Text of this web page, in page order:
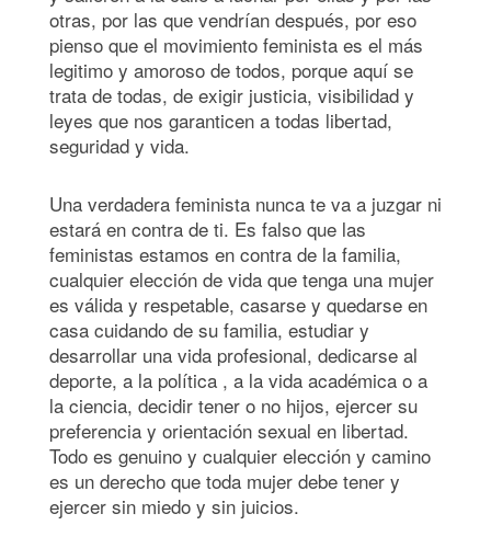
otras, por las que vendrían después, por eso
pienso que el movimiento feminista es el más
legitimo y amoroso de todos, porque aquí se
trata de todas, de exigir justicia, visibilidad y
leyes que nos garanticen a todas libertad,
seguridad y vida.
Una verdadera feminista nunca te va a juzgar ni
estará en contra de ti. Es falso que las
feministas estamos en contra de la familia,
cualquier elección de vida que tenga una mujer
es válida y respetable, casarse y quedarse en
casa cuidando de su familia, estudiar y
desarrollar una vida profesional, dedicarse al
deporte, a la política , a la vida académica o a
la ciencia, decidir tener o no hijos, ejercer su
preferencia y orientación sexual en libertad.
Todo es genuino y cualquier elección y camino
es un derecho que toda mujer debe tener y
ejercer sin miedo y sin juicios.